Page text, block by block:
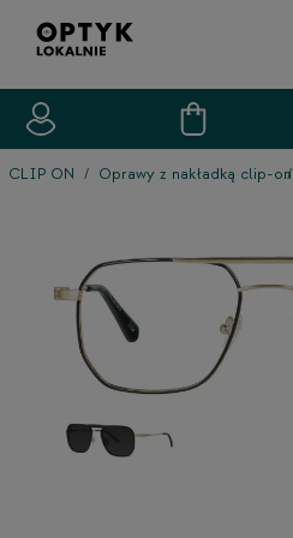
CLIP ON Oprawy z nakładką clip-on